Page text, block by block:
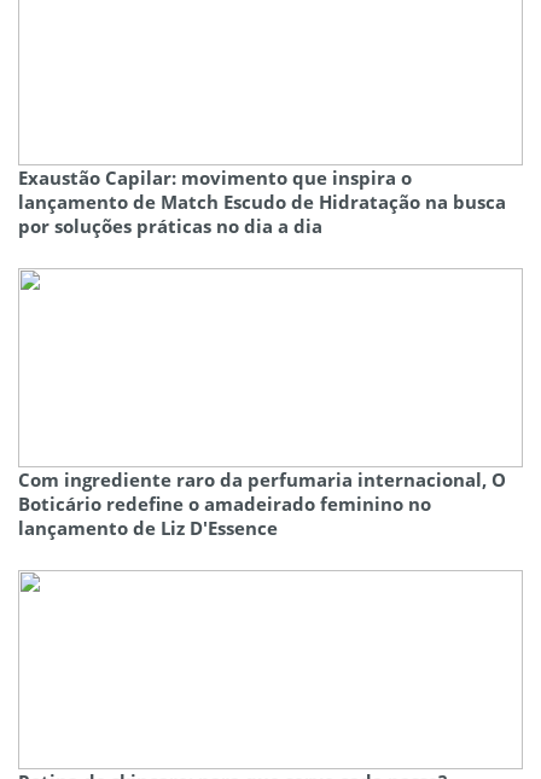
Exaustão Capilar: movimento que inspira o
lançamento de Match Escudo de Hidratação na busca
por soluções práticas no dia a dia
Com ingrediente raro da perfumaria internacional, O
Boticário redefine o amadeirado feminino no
lançamento de Liz D'Essence